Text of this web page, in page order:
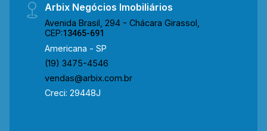
Arbix Negócios Imobiliários
Avenida Brasil, 294 - Chácara Girassol,
CEP:13465-691
Americana - SP
(19) 3475-4546
vendas@arbix.com.br
Creci: 29448J